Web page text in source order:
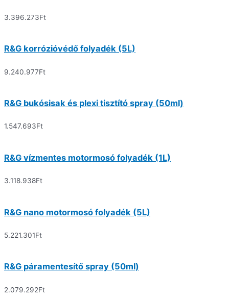
3.396.273Ft
R&G korrózióvédő folyadék (5L)
9.240.977Ft
R&G bukósisak és plexi tisztító spray (50ml)
1.547.693Ft
R&G vízmentes motormosó folyadék (1L)
3.118.938Ft
R&G nano motormosó folyadék (5L)
5.221.301Ft
R&G páramentesítő spray (50ml)
2.079.292Ft